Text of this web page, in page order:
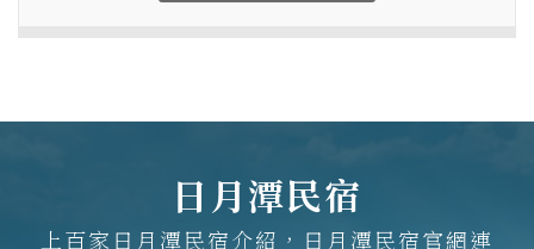
日月潭民宿
上百家日月潭民宿介紹，日月潭民宿官網連